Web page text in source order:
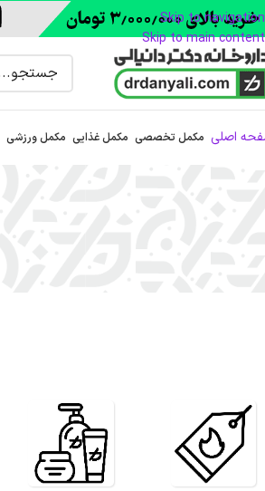
Skip to navigation
Skip to main content
اصلی مکمل تخصصی مکمل غذایی مکمل ورزشی